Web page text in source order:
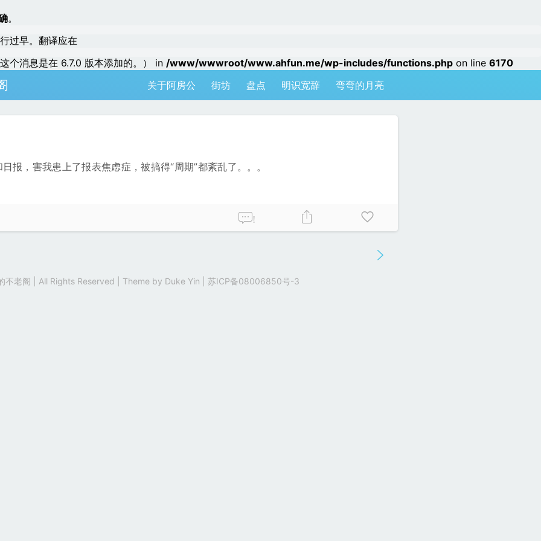
。
过早。翻译应在
个消息是在 6.7.0 版本添加的。） in /www/wwwroot/www.ahfun.me/wp-includes/functions.php on line 6170
关于阿房公 街坊 盘点 明识宽辞 弯弯的月亮
报，害我患上了报表焦虑症，被搞得“周期”都紊乱了。。。
!
不老阁 | All Rights Reserved | Theme by Duke Yin 苏ICP备08006850号-3